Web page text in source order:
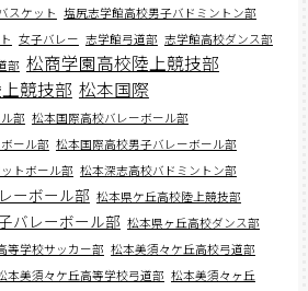
スケット 塩尻志学館高校男子バドミントン部
女子バレー 志学館弓道部 志学館高校ダンス部
部 松商学園高校陸上競技部
競技部 松本国際
部 松本国際高校バレーボール部
ール部 松本国際高校男子バレーボール部
トボール部 松本深志高校バドミントン部
ーボール部 松本県ケ丘高校陸上競技部
バレーボール部 松本県ヶ丘高校ダンス部
等学校サッカー部 松本美須々ケ丘高校弓道部
本美須々ケ丘高等学校弓道部 松本美須々ヶ丘